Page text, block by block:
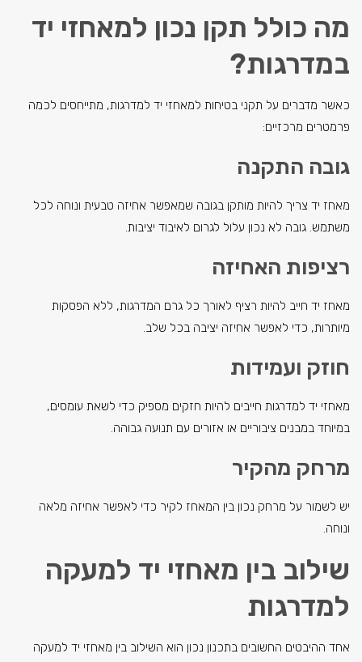
מה כולל תקן נכון למאחזי יד
במדרגות?
כאשר מדברים על תקני בטיחות למאחזי יד למדרגות, מתייחסים לכמה
פרמטרים מרכזיים:
גובה התקנה
מאחז יד צריך להיות מותקן בגובה שמאפשר אחיזה טבעית ונוחה לכל
משתמש. גובה לא נכון עלול לגרום לאיבוד יציבות.
רציפות האחיזה
מאחז יד חייב להיות רציף לאורך כל גרם המדרגות, ללא הפסקות
מיותרות, כדי לאפשר אחיזה יציבה בכל שלב.
חוזק ועמידות
מאחזי יד למדרגות חייבים להיות חזקים מספיק כדי לשאת עומסים,
במיוחד במבנים ציבוריים או אזורים עם תנועה גבוהה.
מרחק מהקיר
יש לשמור על מרחק נכון בין המאחז לקיר כדי לאפשר אחיזה מלאה
ונוחה.
שילוב בין מאחזי יד למעקה
למדרגות
אחד ההיבטים החשובים בתכנון נכון הוא השילוב בין מאחזי יד למעקה